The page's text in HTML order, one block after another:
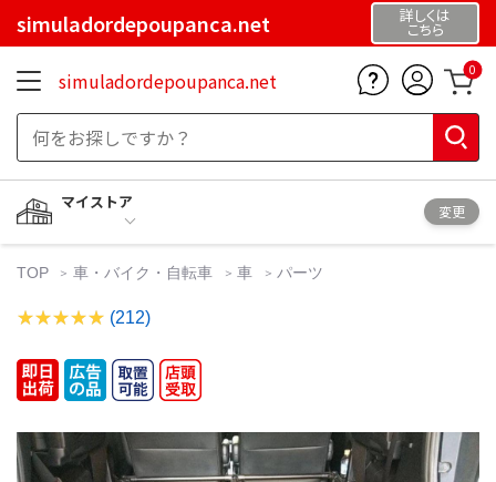
simuladordepoupanca.net 詳しくは
こちら
simuladordepoupanca.net 0
マイストア
変更
TOP 車・バイク・自転車 車 パーツ
(212)